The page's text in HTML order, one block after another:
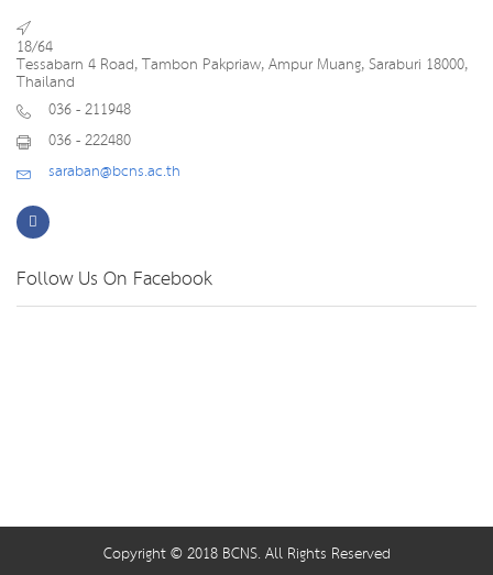
18/64
Tessabarn 4 Road, Tambon Pakpriaw, Ampur Muang, Saraburi 18000,
Thailand
036 - 211948
036 - 222480
saraban@bcns.ac.th
Follow Us On Facebook
Copyright © 2018 BCNS. All Rights Reserved